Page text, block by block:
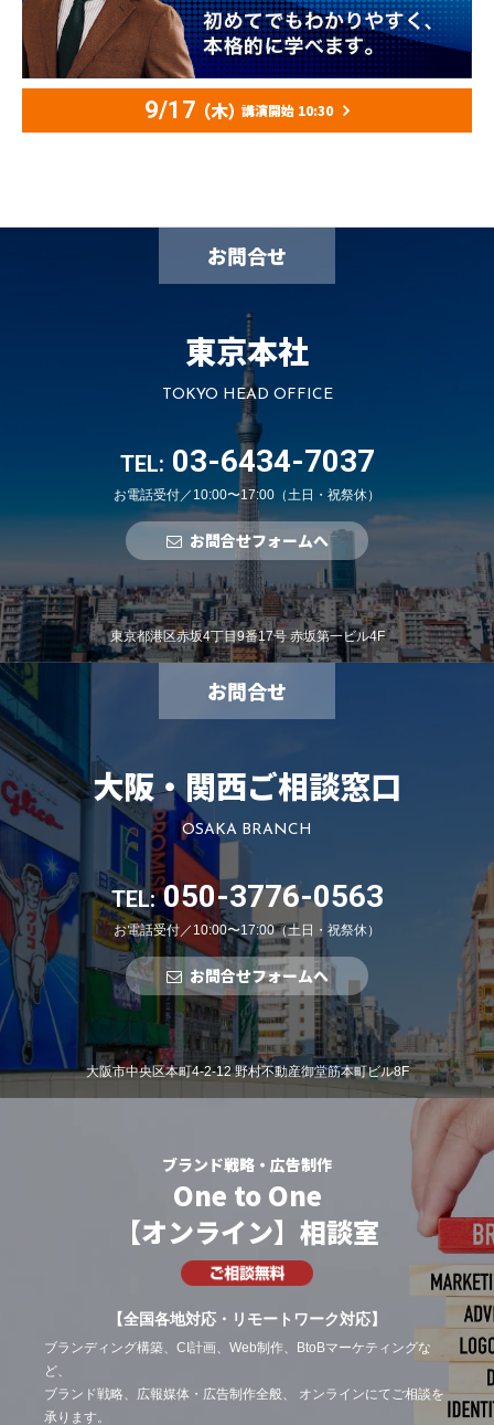
9/17 （木） 講演開始 10:30
お問合せ
東京本社
TOKYO HEAD OFFICE
TEL: 03-6434-7037
お電話受付／10:00〜17:00（土日・祝祭休）
お問合せフォームへ
東京都港区赤坂4丁目9番17号 赤坂第一ビル4F
お問合せ
大阪・関西ご相談窓口
OSAKA BRANCH
TEL:050-3776-0563
お電話受付／10:00〜17:00（土日・祝祭休）
お問合せフォームへ
大阪市中央区本町4-2-12 野村不動産御堂筋本町ビル8F
ブランド戦略・広告制作
One to One
【オンライン】相談室
【全国各地対応・リモートワーク対応】
ブランディング構築、CI計画、Web制作、BtoBマーケティングな
ど、
ブランド戦略、広報媒体・広告制作全般、 オンラインにてご相談を
承ります。